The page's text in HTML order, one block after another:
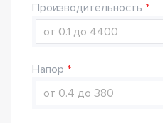
Производительность
Напор